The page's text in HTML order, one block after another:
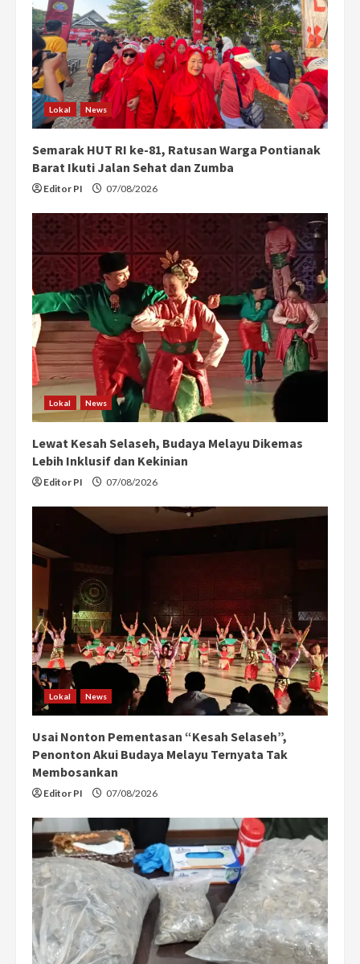
Lokal News
Semarak HUT RI ke-81, Ratusan Warga Pontianak
Barat Ikuti Jalan Sehat dan Zumba
Editor PI 07/08/2026
Lokal News
Lewat Kesah Selaseh, Budaya Melayu Dikemas
Lebih Inklusif dan Kekinian
Editor PI 07/08/2026
Lokal News
Usai Nonton Pementasan “Kesah Selaseh”,
Penonton Akui Budaya Melayu Ternyata Tak
Membosankan
Editor PI 07/08/2026